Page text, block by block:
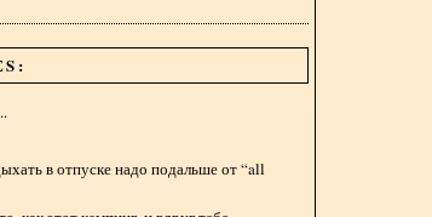
в отпуске надо подальше от “all